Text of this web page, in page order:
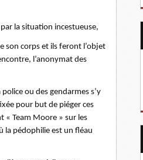
la situation incestueuse,
son corps et ils feront l’objet
l’anonymat des
ou des gendarmes s’y
pour but de piéger ces
« Team Moore » sur les
la pédophilie est un fléau